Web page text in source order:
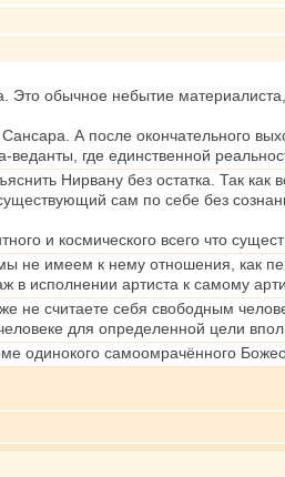
обычное небытие
А после окончательного
где единственной
Нирвану без остатка. Так как
сам по себе без
и космического всего что
не имеем к нему отношения, как
в исполнении артиста к самому
считаете себя свободным
для определенной цели
одинокого самоомрачённого